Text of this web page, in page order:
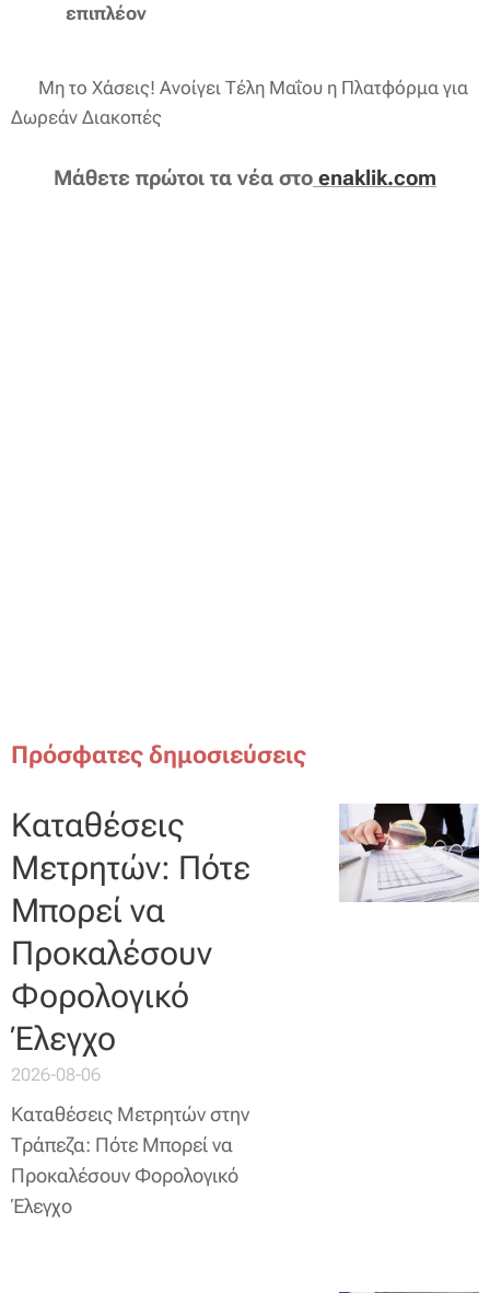
επιπλέον
🔥 Μη το Χάσεις! Ανοίγει Τέλη Μαΐου η Πλατφόρμα για
Δωρεάν Διακοπές
Μάθετε πρώτοι τα νέα στο enaklik.com
Πρόσφατες δημοσιεύσεις
Καταθέσεις
Μετρητών: Πότε
Μπορεί να
Προκαλέσουν
Φορολογικό
Έλεγχο
2026-08-06
Καταθέσεις Μετρητών στην
Τράπεζα: Πότε Μπορεί να
Προκαλέσουν Φορολογικό
Έλεγχο